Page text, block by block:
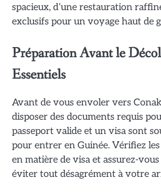
spacieux, d’une restauration
exclusifs pour un voyage haut de
Préparation Avant le
Essentiels
Avant de vous envoler vers
disposer des documents requis
passeport valide et un visa sont
pour entrer en Guinée. Vérifiez
en matière de visa et assurez-
éviter tout désagrément à votre